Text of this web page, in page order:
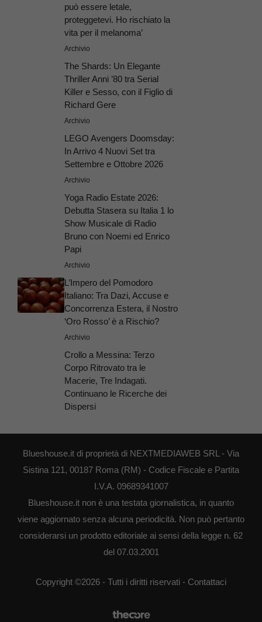
può essere letale,
proteggetevi. Ho rischiato la
vita per il melanoma’
Archivio
The Shards: Un Elegante
Thriller Anni ’80 tra Serial
Killer e Sesso, con il Figlio di
Richard Gere
Archivio
LEGO Avengers Doomsday:
In Arrivo 4 Nuovi Set tra
Settembre e Ottobre 2026
Archivio
Yoga Radio Estate 2026:
Debutta Stasera su Italia 1 lo
Show Musicale di Radio
Bruno con Noemi ed Enrico
Papi
Archivio
L’Impero del Pomodoro
Italiano: Tra Dazi, Accuse e
Concorrenza Estera, il Nostro
‘Oro Rosso’ è a Rischio?
Archivio
Crollo a Messina: Terzo
Corpo Ritrovato tra le
Macerie, Tre Indagati.
Continuano le Ricerche dei
Dispersi
Blueshouse.it di proprietà di NEXTMEDIAWEB SRL - Via
Sistina 121, 00187 Roma (RM) - Codice Fiscale e Partita
I.V.A. 09689341007
Blueshouse.it non è una testata giornalistica, in quanto
viene aggiornato senza alcuna periodicità. Non può pertanto
considerarsi un prodotto editoriale ai sensi della legge n. 62
del 07.03.2001
Copyright ©2026 - Tutti i diritti riservati - Contattaci